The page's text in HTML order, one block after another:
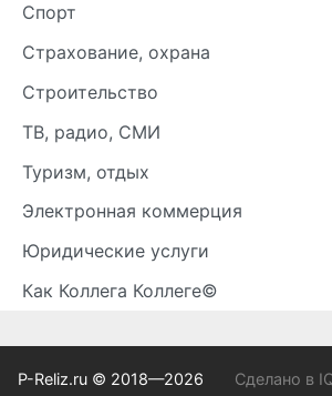
Спорт
Страхование, охрана
Строительство
ТВ, радио, СМИ
Туризм, отдых
Электронная коммерция
Юридические услуги
Как Коллега Коллеге©
P-Reliz.ru © 2018—2026
Сделано в